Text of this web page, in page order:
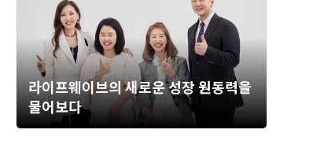
라이프웨이브의 새로운 성장 원동력을
물어보다